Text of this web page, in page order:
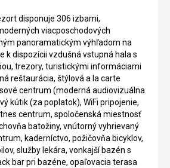
disponuje 306 izbami,
viacposchodových
panoramatickým výhľadom na
k dispozícii vzdušná vstupná hala s
trezory, turistickými informáciami
reštaurácia, štýlová a la carte
centrum (moderná audiovizuálna
kútik (za poplatok), WiFi pripojenie,
centrum, spoločenská miestnosť
batožiny, vnútorný vyhrievaný
kaderníctvo, požičovňa bicyklov,
služby lekára, vonkajší bazén s
bar pri bazéne, opaľovacia terasa